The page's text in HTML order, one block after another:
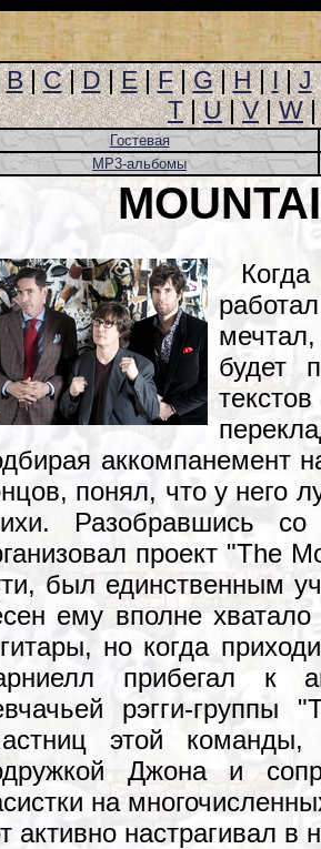
B|C|D|E|F|G|H|I|J
T|U|V|W
Гостевая
MP3-альбомы
будет
аккомпанемент
понял, что у него
Разобравшись
проект "The
был единственным
ему вполне хватало
но когда
прибегал к
рэгги-
этой
Джона и
на
активно настрагивал в